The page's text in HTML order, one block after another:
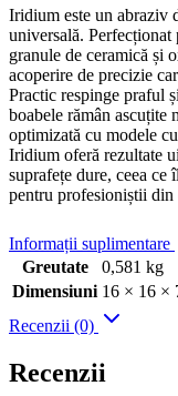
Iridium este un abraziv
universală. Perfecționat
granule de ceramică și
acoperire de precizie
Practic respinge praful
boabele rămân ascuțite
optimizată cu modele
Iridium oferă rezultate
suprafețe dure, ceea ce
pentru profesioniștii din
Informații suplimentare
Greutate
0,581 kg
Dimensiuni 16 × 16 ×
Recenzii (0)
Recenzii